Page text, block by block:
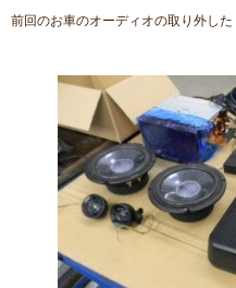
前回のお車のオーディオの取り外した